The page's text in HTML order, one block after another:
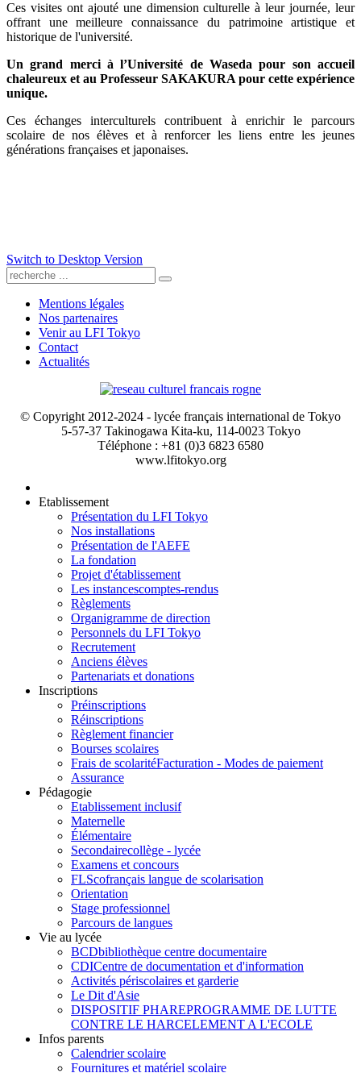
Ces visites ont ajouté une dimension culturelle à leur journée, leur
offrant une meilleure connaissance du patrimoine artistique et
historique de l'université.
Un grand merci à l’Université de Waseda pour son accueil
chaleureux et au Professeur SAKAKURA pour cette expérience
unique.
Ces échanges interculturels contribuent à enrichir le parcours
scolaire de nos élèves et à renforcer les liens entre les jeunes
générations françaises et japonaises.
Switch to Desktop Version
Mentions légales
Nos partenaires
Venir au LFI Tokyo
Contact
Actualités
© Copyright 2012-2024 - lycée français international de Tokyo
5-57-37 Takinogawa Kita-ku, 114-0023 Tokyo
Téléphone : +81 (0)3 6823 6580
www.lfitokyo.org
Etablissement
Présentation du LFI Tokyo
Nos installations
Présentation de l'AEFE
La fondation
Projet d'établissement
Les instancescomptes-rendus
Règlements
Organigramme de direction
Personnels du LFI Tokyo
Recrutement
Anciens élèves
Partenariats et donations
Inscriptions
Préinscriptions
Réinscriptions
Règlement financier
Bourses scolaires
Frais de scolaritéFacturation - Modes de paiement
Assurance
Pédagogie
Etablissement inclusif
Maternelle
Élémentaire
Secondairecollège - lycée
Examens et concours
FLScofrançais langue de scolarisation
Orientation
Stage professionnel
Parcours de langues
Vie au lycée
BCDbibliothèque centre documentaire
CDICentre de documentation et d'information
Activités périscolaires et garderie
Le Dit d'Asie
DISPOSITIF PHAREPROGRAMME DE LUTTE
CONTRE LE HARCELEMENT A L'ECOLE
Infos parents
Calendrier scolaire
Fournitures et matériel scolaire